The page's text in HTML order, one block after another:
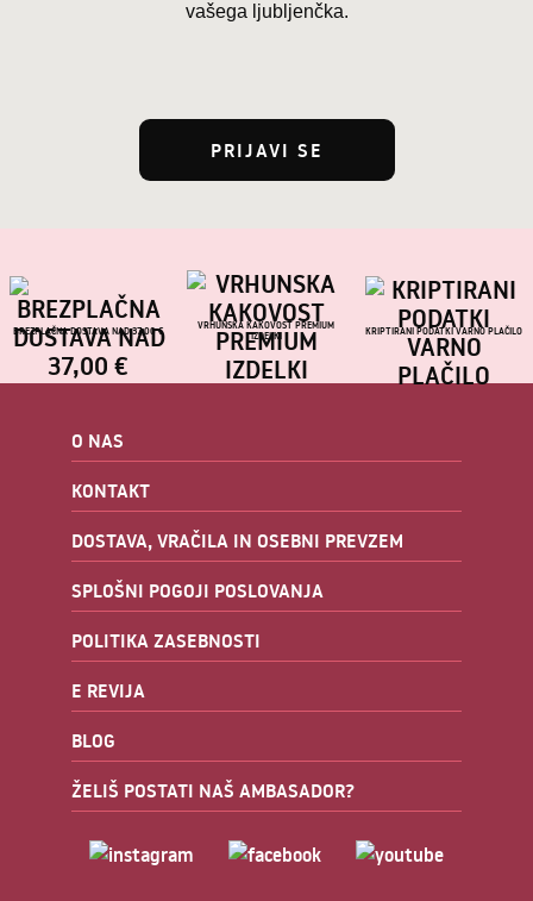
vašega ljubljenčka.
PRIJAVI SE
BREZPLAČNA DOSTAVA NAD 37,00 € VRHUNSKA KAKOVOST PREMIUM
IZDELKI KRIPTIRANI PODATKI VARNO PLAČILO
O NAS
KONTAKT
DOSTAVA, VRAČILA IN OSEBNI PREVZEM
SPLOŠNI POGOJI POSLOVANJA
POLITIKA ZASEBNOSTI
E REVIJA
BLOG
ŽELIŠ POSTATI NAŠ AMBASADOR?